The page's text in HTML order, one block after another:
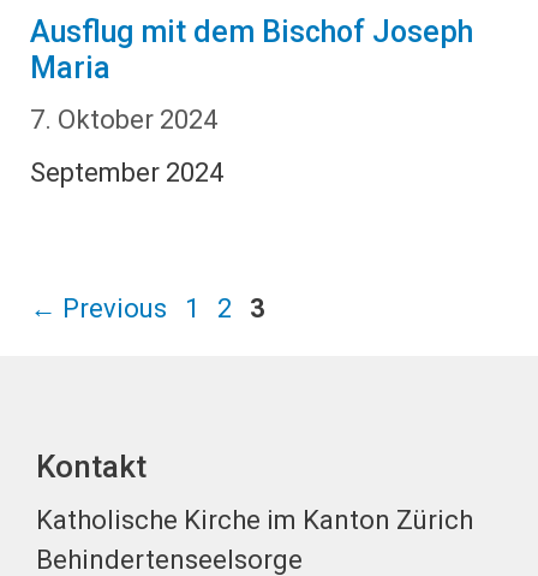
Ausflug mit dem Bischof Joseph
Maria
7. Oktober 2024
September 2024
← Previous Page
1 Page
2 Page
3
Kontakt
Katholische Kirche im Kanton Zürich
Behindertenseelsorge